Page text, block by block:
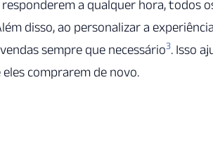
a qualquer hora, todos
disso, ao personalizar a
sempre que necessário3. Isso
comprarem de novo.